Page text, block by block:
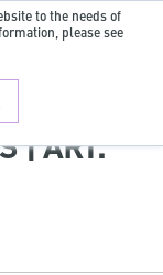
to the needs of
please see
FR
| ART.